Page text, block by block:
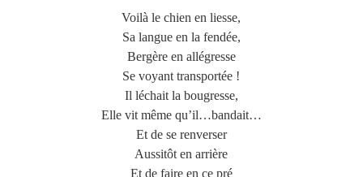
Voilà le chien en liesse,
Sa langue en la fendée,
Bergère en allégresse
Se voyant transportée !
Il léchait la bougresse,
Elle vit même qu’il…bandait…
Et de se renverser
Aussitôt en arrière
Et de faire en ce pré